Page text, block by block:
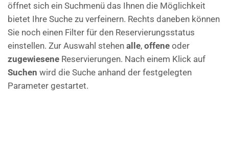
öffnet sich ein Suchmenü das Ihnen die Möglichkeit
bietet Ihre Suche zu verfeinern. Rechts daneben können
Sie noch einen Filter für den Reservierungsstatus
einstellen. Zur Auswahl stehen alle, offene oder
zugewiesene Reservierungen. Nach einem Klick auf
Suchen wird die Suche anhand der festgelegten
Parameter gestartet.